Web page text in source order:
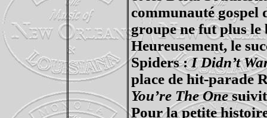
communauté gospel
groupe ne fut plus le
Heureusement, le
Spiders :IDidn’t
place de hit-parade
You’re The Onesuivit
Pour la petite